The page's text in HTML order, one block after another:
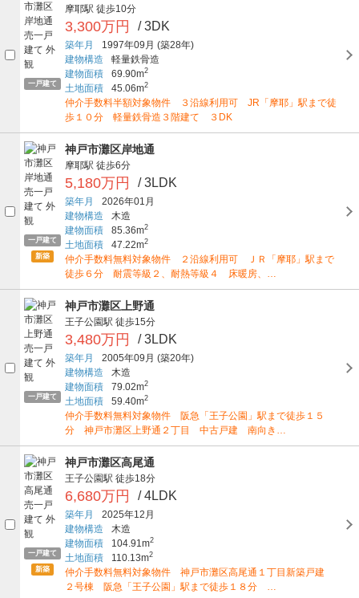
一戸建て
摩耶駅 徒歩10分
3,300万円 / 3DK
築年月 1997年09月 (築28年)
建物構造
軽量鉄骨造
建物面積
69.90m2
土地面積 45.06m2
仲介手数料半額対象物件 ３沿線利用可 JR「摩耶」駅まで徒
歩１０分 軽量鉄骨造３階建て ３DK
一戸建て
新築
神戸市灘区岸地通
摩耶駅 徒歩6分
5,180万円 / 3LDK
築年月
2026年01月
建物構造
木造
建物面積
85.36m2
土地面積 47.22m2
仲介手数料無料対象物件 ２沿線利用可 ＪＲ「摩耶」駅まで
徒歩６分 耐震等級２、耐熱等級４ 床暖房、…
一戸建て
神戸市灘区上野通
王子公園駅 徒歩15分
3,480万円 / 3LDK
築年月 2005年09月 (築20年)
建物構造
木造
建物面積
79.02m2
土地面積 59.40m2
仲介手数料無料対象物件 阪急「王子公園」駅まで徒歩１５
分 神戸市灘区上野通２丁目 中古戸建 南向き…
一戸建て
新築
神戸市灘区高尾通
王子公園駅 徒歩18分
6,680万円 / 4LDK
築年月
2025年12月
建物構造
木造
建物面積
104.91m2
土地面積 110.13m2
仲介手数料無料対象物件 神戸市灘区高尾通１丁目新築戸建
２号棟 阪急「王子公園」駅まで徒歩１８分 …